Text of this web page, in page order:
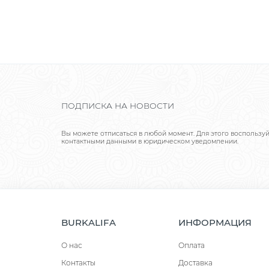
ПОДПИСКА НА НОВОСТИ
Вы можете отписаться в любой момент. Для этого
контактными данными в юридическом уведомлении.
BURKALIFA
О нас
Контакты
ИНФОРМАЦИЯ
Оплата
Доставка